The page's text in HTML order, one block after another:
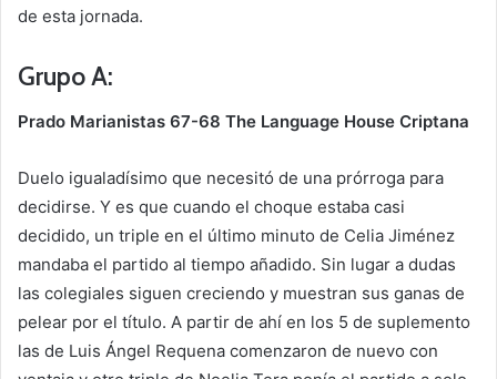
de esta jornada.
Grupo A:
Prado Marianistas 67-68 The Language House Criptana
Duelo igualadísimo que necesitó de una prórroga para
decidirse. Y es que cuando el choque estaba casi
decidido, un triple en el último minuto de Celia Jiménez
mandaba el partido al tiempo añadido. Sin lugar a dudas
las colegiales siguen creciendo y muestran sus ganas de
pelear por el título. A partir de ahí en los 5 de suplemento
las de Luis Ángel Requena comenzaron de nuevo con